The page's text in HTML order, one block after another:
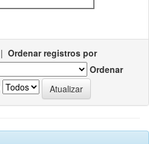
| Ordenar registros por
Ordenar